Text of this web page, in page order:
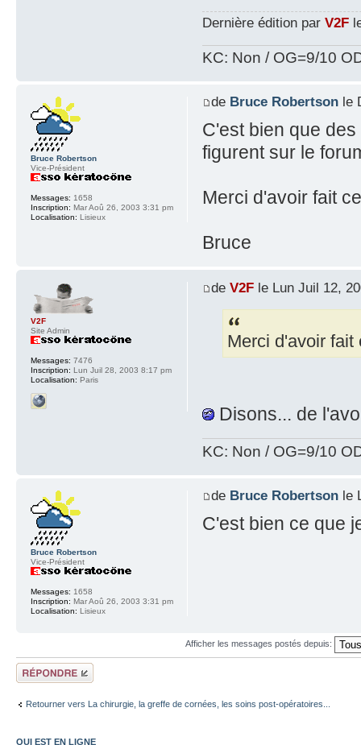
Dernière édition par V2F
KC: Non / OG=9/10
de Bruce Robertsonle
C'est bien que
figurent sur le
Merci d'avoir fait
Bruce
Bruce Robertson
Vice-Président
Messages: 1658
Inscription: Mar Aoû 26, 2003 3:31 pm
Localisation: Lisieux
de V2Fle Lun Juil 12,
Merci d'avoir fait
Disons... de
KC: Non / OG=9/10
V2F
Site Admin
Messages: 7476
Inscription: Lun Juil 28, 2003 8:17 pm
Localisation: Paris
de Bruce Robertsonle
C'est bien ce que
Bruce Robertson
Vice-Président
Messages: 1658
Inscription: Mar Aoû 26, 2003 3:31 pm
Localisation: Lisieux
Afficher les messages postés depuis:
Répondre
Retourner vers La chirurgie, la greffe de cornées, les soins post-opératoires...
QUI EST EN LIGNE